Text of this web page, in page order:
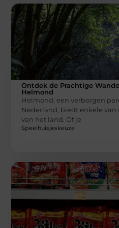
Ontdek de Prachtige
Helmond
Helmond, een verborgen
Nederland, biedt enkele
van het land. Of je
Speelhuisjeskeuze